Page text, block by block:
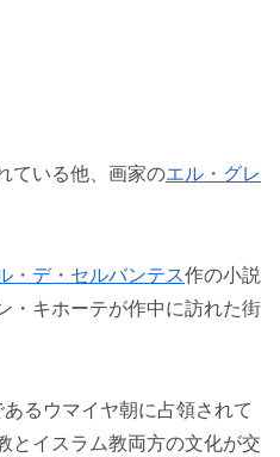
ている他、画家のエル・グレ
・デ・セルバンテス作の小説
・キホーテが作中に訪れた街
るウマイヤ朝に占領されて
とイスラム教両方の文化が交